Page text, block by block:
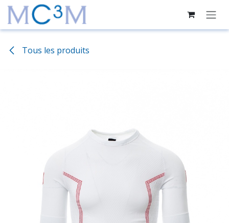
Se rendre au contenu
Tous les produits